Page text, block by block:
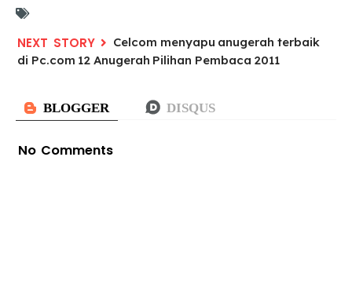
Celcom menyapu anugerah terbaik
di Pc.com 12 Anugerah Pilihan Pembaca 2011
No Comments